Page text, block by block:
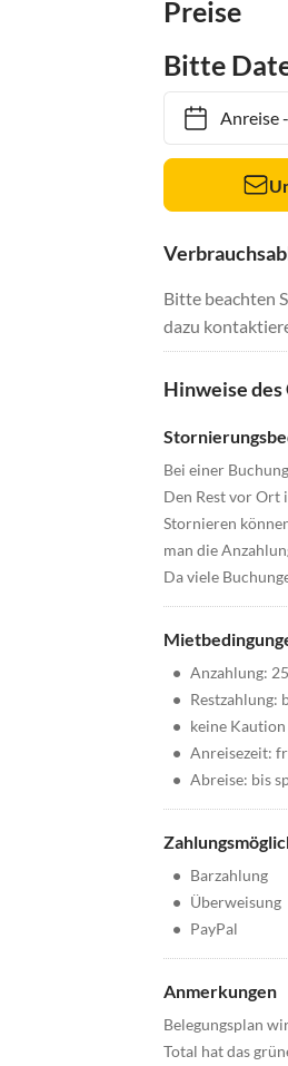
Preise
Bitte
Anreise-
Bitte beachten
dazu
Hinweise des
Bei einer
Den Rest vor Ort
Stornieren
man die
Da viele
• Anzahlung:
• Restzahlung:
• keine Kaution
• Anreisezeit:
• Abreise: bis
• Barzahlung
• Überweisung
• PayPal
Anmerkungen
Belegungsplan
Total hat das